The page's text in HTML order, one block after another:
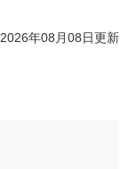
2026年08月08日更新